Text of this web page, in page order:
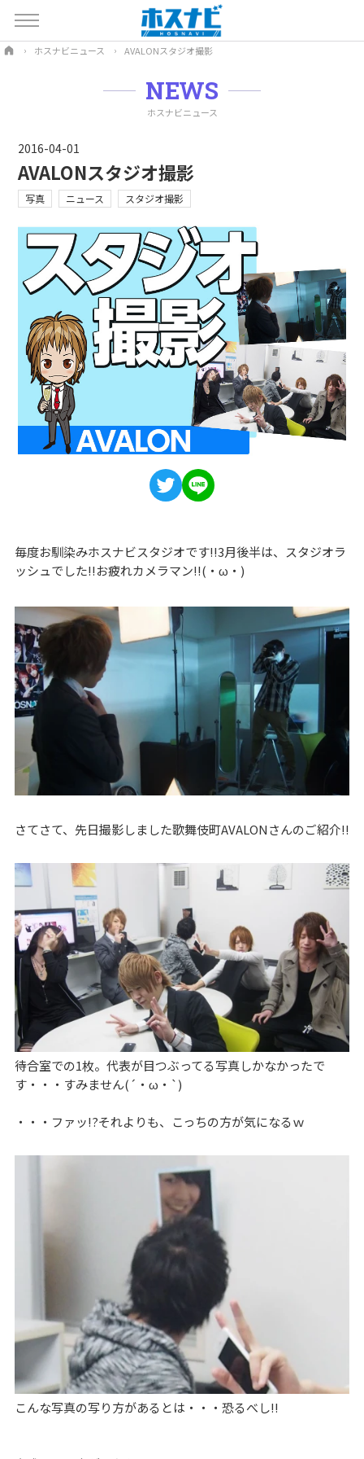
ホスナビニュース AVALONスタジオ撮影
NEWS
ホスナビニュース
2016-04-01
AVALONスタジオ撮影
写真 ニュース スタジオ撮影
毎度お馴染みホスナビスタジオです!!3月後半は、スタジオラ
ッシュでした!!お疲れカメラマン!!(・ω・)
さてさて、先日撮影しました歌舞伎町AVALONさんのご紹介!!
待合室での1枚。代表が目つぶってる写真しかなかったで
す・・・すみません(´・ω・`)
・・・ファッ!?それよりも、こっちの方が気になるｗ
こんな写真の写り方があるとは・・・恐るべし!!